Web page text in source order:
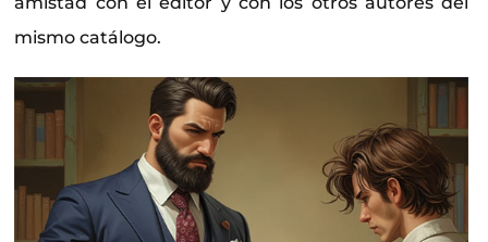
mismo catálogo.